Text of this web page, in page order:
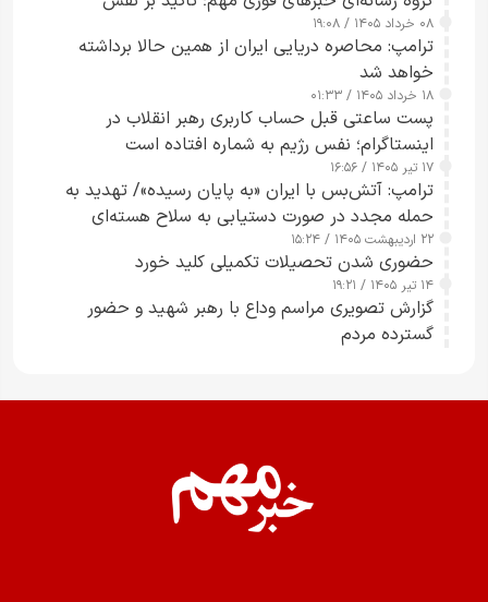
رسانه‌های هوشمند و مسئول در ارتقای آگاهی عمومی
۰۸ خرداد ۱۴۰۵ / ۱۹:۰۸
ترامپ: محاصره دریایی ایران از همین حالا برداشته
خواهد شد
۱۸ خرداد ۱۴۰۵ / ۰۱:۳۳
پست ساعتی قبل حساب کاربری رهبر انقلاب در
اینستاگرام؛ نفس رژیم به شماره افتاده است​
۱۷ تیر ۱۴۰۵ / ۱۶:۵۶
ترامپ: آتش‌بس با ایران «به پایان رسیده»/ تهدید به
حمله مجدد در صورت دستیابی به سلاح هسته‌ای
۲۲ اردیبهشت ۱۴۰۵ / ۱۵:۲۴
حضوری شدن تحصیلات تکمیلی کلید خورد
۱۴ تیر ۱۴۰۵ / ۱۹:۲۱
گزارش تصویری مراسم وداع با رهبر شهید و حضور
گسترده مردم